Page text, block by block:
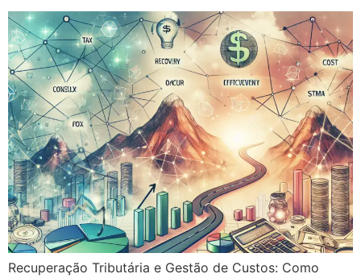
Recuperação Tributária e Gestão de Custos: Como